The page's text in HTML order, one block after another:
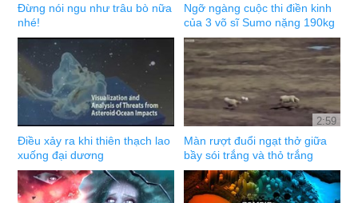
Đừng nói ngu như trâu bò nữa
nhé!
Ngỡ ngàng cuộc thi điền kinh
của 3 võ sĩ Sumo nặng 190kg
Điều xảy ra khi thiên thạch lao
xuống đại dương
2:59
Màn rượt đuổi ngạt thở giữa
bầy sói trắng và thỏ trắng